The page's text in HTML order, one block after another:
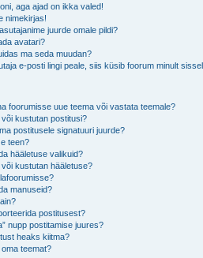
aga ajad on ikka valed!
nimekirjas!
juurde omale pildi?
avatari?
ma seda muudan?
e-posti lingi peale, siis küsib foorum minult
foorumisse uue teema või vastata teemale?
kustutan postitusi?
postitusele signatuuri juurde?
teen?
hääletuse valikuid?
kustutan hääletuse?
manuseid?
postitusest?
nupp postitamise juures?
heaks kiitma?
teemat?